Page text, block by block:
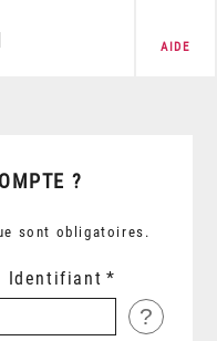
AIDE
?
sont obligatoires.
Identifiant
?